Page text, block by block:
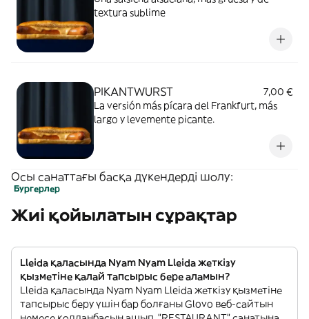
textura sublime
PIKANTWURST
7,00 €
La versión más pícara del Frankfurt, más
largo y levemente picante.
Осы санаттағы басқа дүкендерді шолу:
Бургерлер
Жиі қойылатын сұрақтар
Lleida қаласында Nyam Nyam Lleida жеткізу
қызметіне қалай тапсырыс бере аламын?
Lleida қаласында Nyam Nyam Lleida жеткізу қызметіне
тапсырыс беру үшін бар болғаны Glovo веб-сайтын